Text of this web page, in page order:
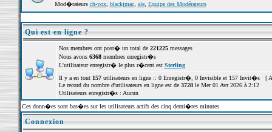
Mod�rateurs ch-vox, blackjmac, ale, Equipe des Modérateurs
Qui est en ligne ?
Nos membres ont post� un total de 221225messages
Nous avons 6368membres enregistr�s
L'utilisateur enregistr� le plus r�cent est Sterling
Il y a en tout 157utilisateurs en ligne :: 0 Enregistr�, 0 Invisible et 157 Invit�s [
Le record du nombre d'utilisateurs en ligne est de 3728le Mer 01 Avr 2026 à 2:12
Utilisateurs enregistr�s : Aucun
Ces donn�es sont bas�es sur les utilisateurs actifs des cinq derni�res minutes
Connexion